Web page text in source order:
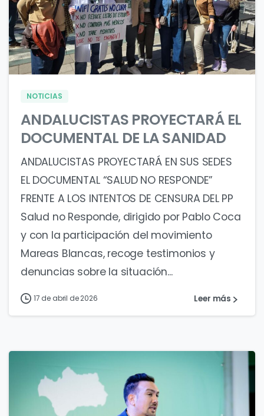
0 1
NOTICIAS
ANDALUCISTAS PROYECTARÁ EL
DOCUMENTAL DE LA SANIDAD
ANDALUCISTAS PROYECTARÁ EN SUS SEDES
EL DOCUMENTAL “SALUD NO RESPONDE”
FRENTE A LOS INTENTOS DE CENSURA DEL PP
Salud no Responde, dirigido por Pablo Coca
y con la participación del movimiento
Mareas Blancas, recoge testimonios y
denuncias sobre la situación...
17 de abril de 2026 Leer más